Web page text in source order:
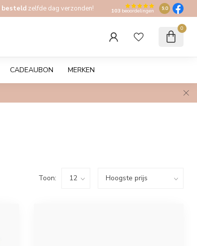
besteld zelfde dag verzonden! 103 beoordelingen 9.0
0
CADEAUBON MERKEN
Toon: